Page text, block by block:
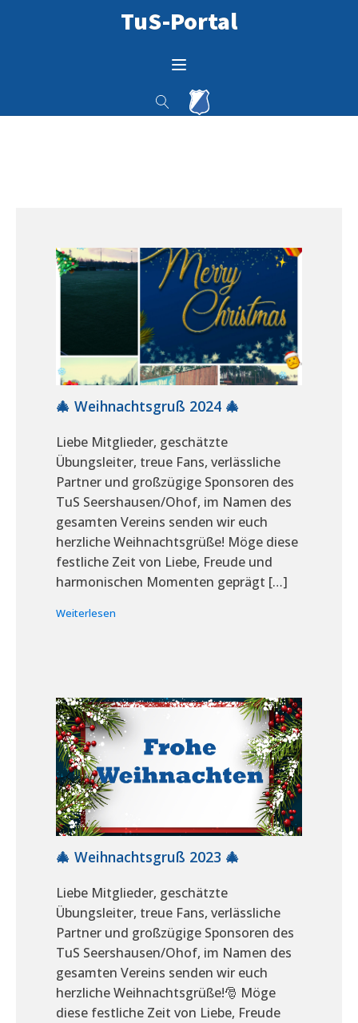
TuS-Portal
🎄 Weihnachtsgruß 2024 🎄
Liebe Mitglieder, geschätzte
Übungsleiter, treue Fans, verlässliche
Partner und großzügige Sponsoren des
TuS Seershausen/Ohof, im Namen des
gesamten Vereins senden wir euch
herzliche Weihnachtsgrüße! Möge diese
festliche Zeit von Liebe, Freude und
harmonischen Momenten geprägt […]
Weiterlesen
🎄 Weihnachtsgruß 2023 🎄
Liebe Mitglieder, geschätzte
Übungsleiter, treue Fans, verlässliche
Partner und großzügige Sponsoren des
TuS Seershausen/Ohof, im Namen des
gesamten Vereins senden wir euch
herzliche Weihnachtsgrüße!🎅 Möge
diese festliche Zeit von Liebe, Freude